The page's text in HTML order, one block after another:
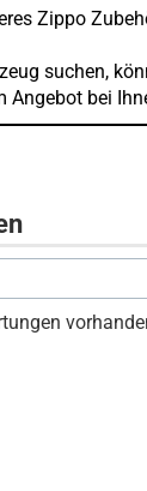
Zippo
suchen,
Angebot bei